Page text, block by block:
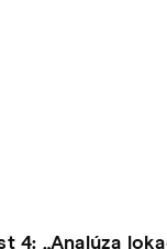
4: „Analýza